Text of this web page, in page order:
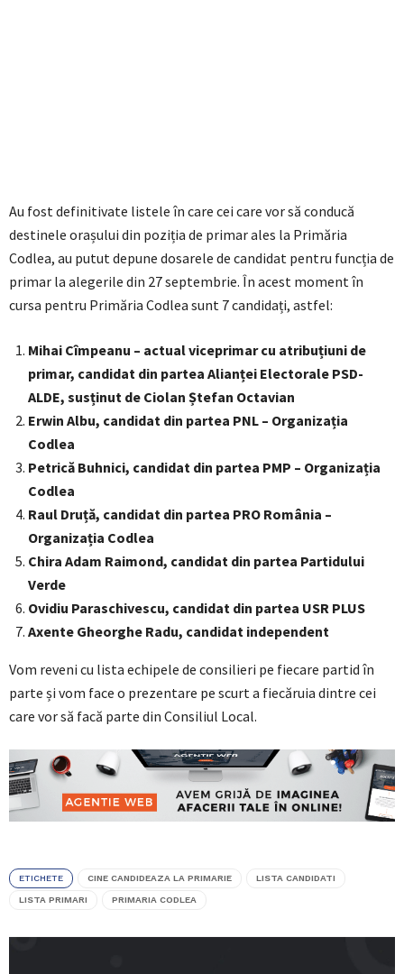
Au fost definitivate listele în care cei care vor să conducă
destinele orașului din poziția de primar ales la Primăria
Codlea, au putut depune dosarele de candidat pentru funcția de
primar la alegerile din 27 septembrie. În acest moment în
cursa pentru Primăria Codlea sunt 7 candidați, astfel:
Mihai Cîmpeanu – actual viceprimar cu atribuțiuni de
primar, candidat din partea Alianței Electorale PSD-
ALDE, susținut de Ciolan Ștefan Octavian
Erwin Albu, candidat din partea PNL – Organizația
Codlea
Petrică Buhnici, candidat din partea PMP – Organizația
Codlea
Raul Druță, candidat din partea PRO România –
Organizația Codlea
Chira Adam Raimond, candidat din partea Partidului
Verde
Ovidiu Paraschivescu, candidat din partea USR PLUS
Axente Gheorghe Radu, candidat independent
Vom reveni cu lista echipele de consilieri pe fiecare partid în
parte și vom face o prezentare pe scurt a fiecăruia dintre cei
care vor să facă parte din Consiliul Local.
ETICHETE CINE CANDIDEAZA LA PRIMARIE LISTA CANDIDATI
LISTA PRIMARI PRIMARIA CODLEA